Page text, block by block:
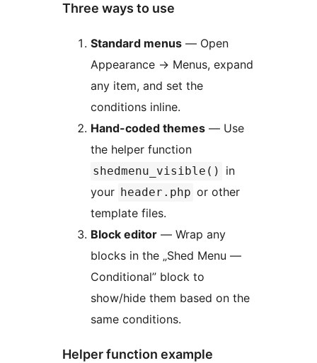
Three ways to use
Standard menus — Open
Appearance → Menus, expand
any item, and set the
conditions inline.
Hand-coded themes — Use
the helper function
shedmenu_visible()
in
your header.php or other
template files.
Block editor — Wrap any
blocks in the „Shed Menu —
Conditional” block to
show/hide them based on the
same conditions.
Helper function example